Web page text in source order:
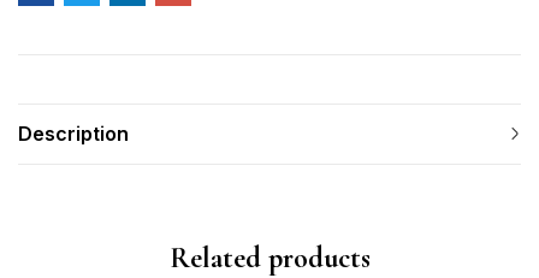
Description
Related products